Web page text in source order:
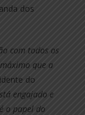
dos
com todos os
que a
do
engajado e
o papel do